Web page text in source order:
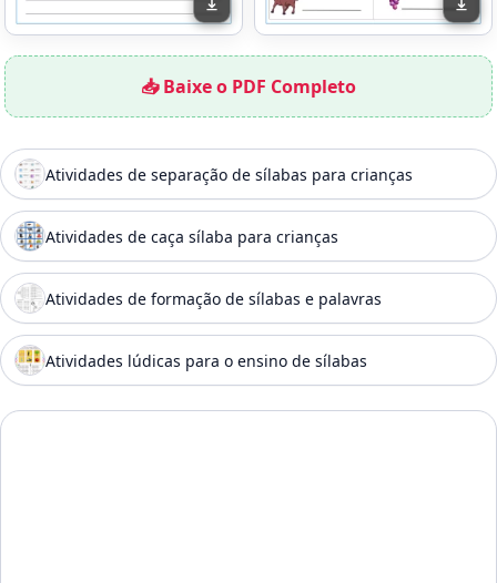
📥 Baixe o PDF Completo
Atividades de separação de sílabas para crianças
Atividades de caça sílaba para crianças
Atividades de formação de sílabas e palavras
Atividades lúdicas para o ensino de sílabas